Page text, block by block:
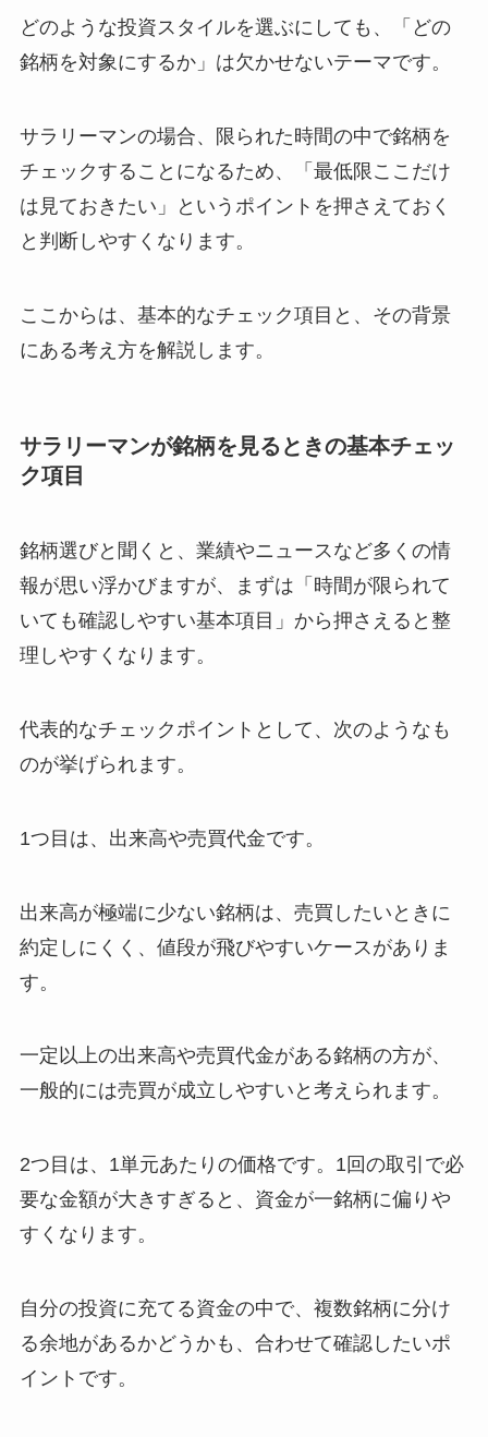
どのような投資スタイルを選ぶにしても、「どの
銘柄を対象にするか」は欠かせないテーマです。
サラリーマンの場合、限られた時間の中で銘柄を
チェックすることになるため、「最低限ここだけ
は見ておきたい」というポイントを押さえておく
と判断しやすくなります。
ここからは、基本的なチェック項目と、その背景
にある考え方を解説します。
サラリーマンが銘柄を見るときの基本チェッ
ク項目
銘柄選びと聞くと、業績やニュースなど多くの情
報が思い浮かびますが、まずは「時間が限られて
いても確認しやすい基本項目」から押さえると整
理しやすくなります。
代表的なチェックポイントとして、次のようなも
のが挙げられます。
1つ目は、出来高や売買代金です。
出来高が極端に少ない銘柄は、売買したいときに
約定しにくく、値段が飛びやすいケースがありま
す。
一定以上の出来高や売買代金がある銘柄の方が、
一般的には売買が成立しやすいと考えられます。
2つ目は、1単元あたりの価格です。1回の取引で必
要な金額が大きすぎると、資金が一銘柄に偏りや
すくなります。
自分の投資に充てる資金の中で、複数銘柄に分け
る余地があるかどうかも、合わせて確認したいポ
イントです。